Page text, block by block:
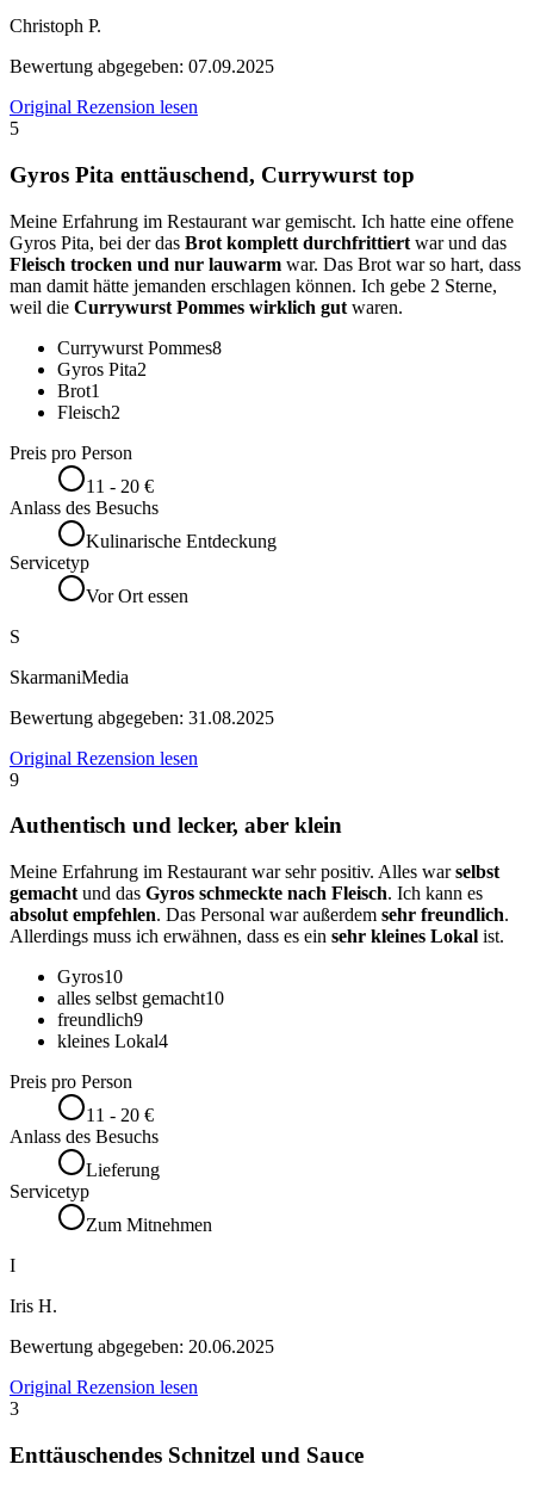
Christoph P.
Bewertung abgegeben: 07.09.2025
Original Rezension lesen
5
Gyros Pita enttäuschend, Currywurst top
Meine Erfahrung im Restaurant war gemischt. Ich hatte eine offene
Gyros Pita, bei der das Brot komplett durchfrittiert war und das
Fleisch trocken und nur lauwarm war. Das Brot war so hart, dass
man damit hätte jemanden erschlagen können. Ich gebe 2 Sterne,
weil die Currywurst Pommes wirklich gut waren.
Currywurst Pommes8
Gyros Pita2
Brot1
Fleisch2
Preis pro Person
11 - 20 €
Anlass des Besuchs
Kulinarische Entdeckung
Servicetyp
Vor Ort essen
S
SkarmaniMedia
Bewertung abgegeben: 31.08.2025
Original Rezension lesen
9
Authentisch und lecker, aber klein
Meine Erfahrung im Restaurant war sehr positiv. Alles warselbst
gemacht und das Gyros schmeckte nach Fleisch. Ich kann es
absolut empfehlen. Das Personal war außerdem sehr freundlich.
Allerdings muss ich erwähnen, dass es ein sehr kleines Lokal ist.
Gyros10
alles selbst gemacht10
freundlich9
kleines Lokal4
Preis pro Person
11 - 20 €
Anlass des Besuchs
Lieferung
Servicetyp
Zum Mitnehmen
I
Iris H.
Bewertung abgegeben: 20.06.2025
Original Rezension lesen
3
Enttäuschendes Schnitzel und Sauce